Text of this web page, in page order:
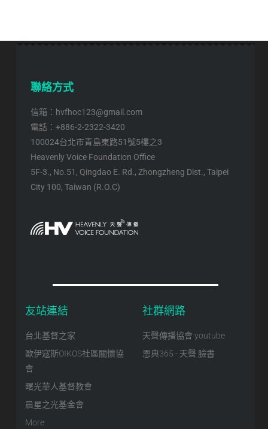
聯絡方式
信箱：hvfhoc123@gmail.com
電話：+886-2-2322-3420
100024台北市青島東路51號5樓之3
Heavenly Voice Foundation Office
5F-3., No.51, Qingdao E. Rd., Zhongzheng Dist., Taipei
City 100, Taiwan (R.O.C)
友站連結
台北基督之家
歐伊寇斯OIKOS社區關懷協
會
曙光華人基督教會
晨星之光基金會
More
社群網路
天聲傳播協會 youtube
恩典365 - 天聲 臉書